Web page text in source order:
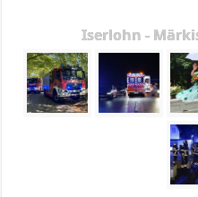
Iserlohn -